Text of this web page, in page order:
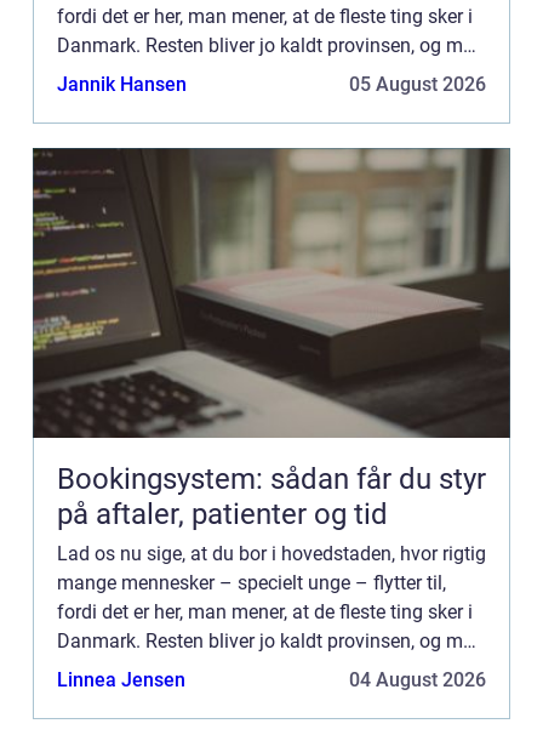
fordi det er her, man mener, at de fleste ting sker i
Danmark. Resten bliver jo kaldt provinsen, og man
kan måske huske ens barndomsgade og -by fra
Jannik Hansen 05 August 2026
Bookingsystem: sådan får du styr
på aftaler, patienter og tid
Lad os nu sige, at du bor i hovedstaden, hvor rigtig
mange mennesker – specielt unge – flytter til,
fordi det er her, man mener, at de fleste ting sker i
Danmark. Resten bliver jo kaldt provinsen, og man
kan måske huske ens barndomsgade og -by fra
Linnea Jensen 04 August 2026